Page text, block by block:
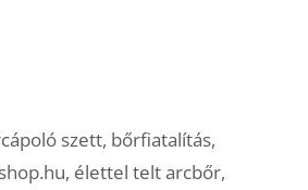
szett, bőrfiatalítás,
, élettel telt arcbőr,